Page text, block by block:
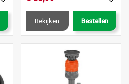
Bekijken Bestellen